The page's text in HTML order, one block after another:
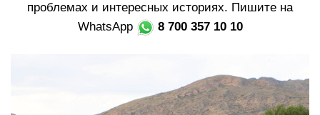
и
г
а
проблемах и интересных историях. Пишите на
WhatsApp
8 700 357 10 10